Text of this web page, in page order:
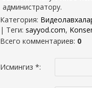
администратору.
Категория:
| Теги: sayyod.com,
Всего комментариев: 0
Исмингиз *: